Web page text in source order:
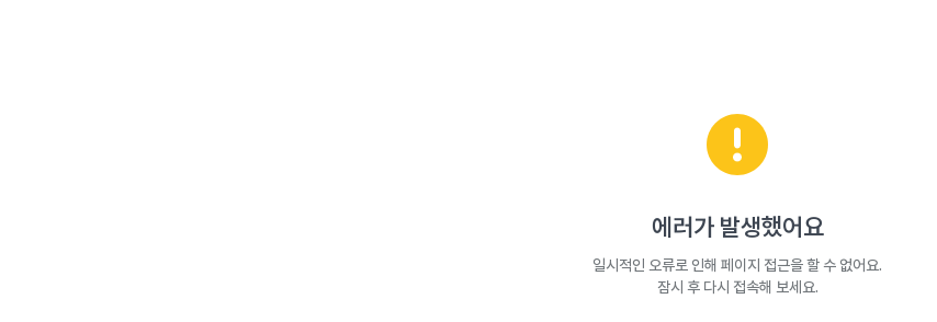
에러가 발생했어요
일시적인 오류로 인해 페이지 접근을 할 수 없어요.
잠시 후 다시 접속해 보세요.